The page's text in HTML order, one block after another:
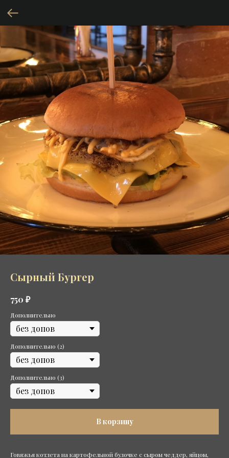
Сырный Бургер
750 ₽
Дополнительно
Дополнительно (2)
Дополнительно (3)
В корзину
Говяжья котлета на картофельной булочке с сыром чеддер, яйцом,